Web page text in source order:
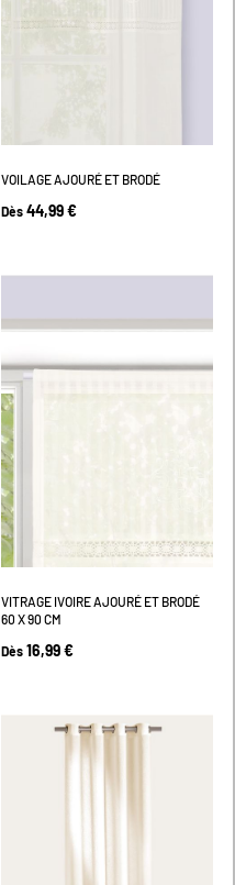
VOILAGE AJOURÉ ET BRODÉ
Dès 44,99 €
VITRAGE IVOIRE AJOURÉ ET BRODÉ
60 X 90 CM
Dès 16,99 €